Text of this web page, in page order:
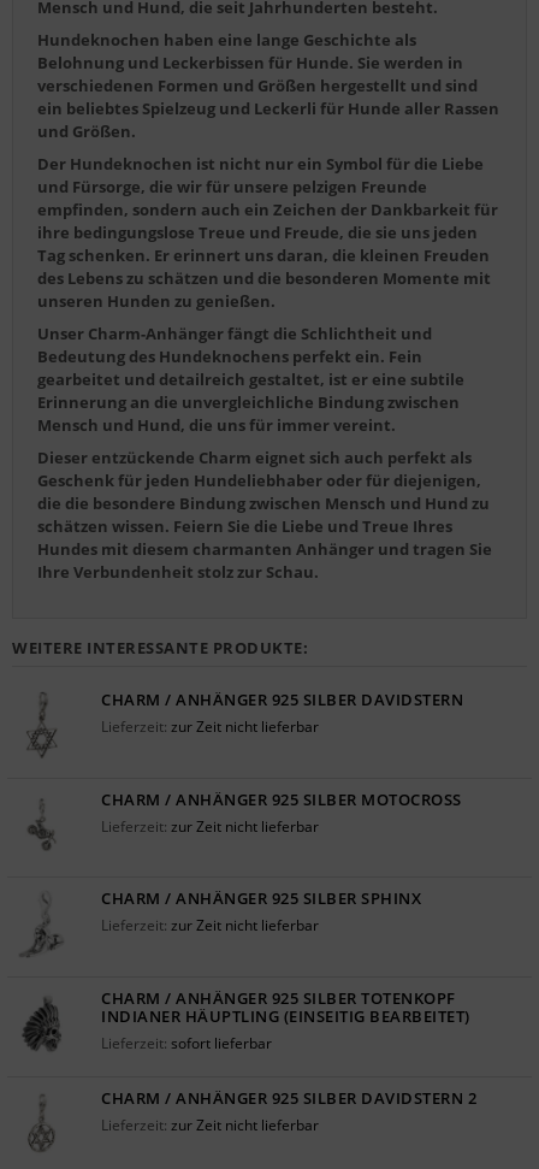
Mensch und Hund, die seit Jahrhunderten besteht.
Hundeknochen haben eine lange Geschichte als
Belohnung und Leckerbissen für Hunde. Sie werden in
verschiedenen Formen und Größen hergestellt und sind
ein beliebtes Spielzeug und Leckerli für Hunde aller Rassen
und Größen.
Der Hundeknochen ist nicht nur ein Symbol für die Liebe
und Fürsorge, die wir für unsere pelzigen Freunde
empfinden, sondern auch ein Zeichen der Dankbarkeit für
ihre bedingungslose Treue und Freude, die sie uns jeden
Tag schenken. Er erinnert uns daran, die kleinen Freuden
des Lebens zu schätzen und die besonderen Momente mit
unseren Hunden zu genießen.
Unser Charm-Anhänger fängt die Schlichtheit und
Bedeutung des Hundeknochens perfekt ein. Fein
gearbeitet und detailreich gestaltet, ist er eine subtile
Erinnerung an die unvergleichliche Bindung zwischen
Mensch und Hund, die uns für immer vereint.
Dieser entzückende Charm eignet sich auch perfekt als
Geschenk für jeden Hundeliebhaber oder für diejenigen,
die die besondere Bindung zwischen Mensch und Hund zu
schätzen wissen. Feiern Sie die Liebe und Treue Ihres
Hundes mit diesem charmanten Anhänger und tragen Sie
Ihre Verbundenheit stolz zur Schau.
WEITERE INTERESSANTE PRODUKTE:
CHARM / ANHÄNGER 925 SILBER DAVIDSTERN
Lieferzeit:zur Zeit nicht lieferbar
CHARM / ANHÄNGER 925 SILBER MOTOCROSS
Lieferzeit:zur Zeit nicht lieferbar
CHARM / ANHÄNGER 925 SILBER SPHINX
Lieferzeit:zur Zeit nicht lieferbar
CHARM / ANHÄNGER 925 SILBER TOTENKOPF
INDIANER HÄUPTLING (EINSEITIG BEARBEITET)
Lieferzeit:sofort lieferbar
CHARM / ANHÄNGER 925 SILBER DAVIDSTERN 2
Lieferzeit:zur Zeit nicht lieferbar